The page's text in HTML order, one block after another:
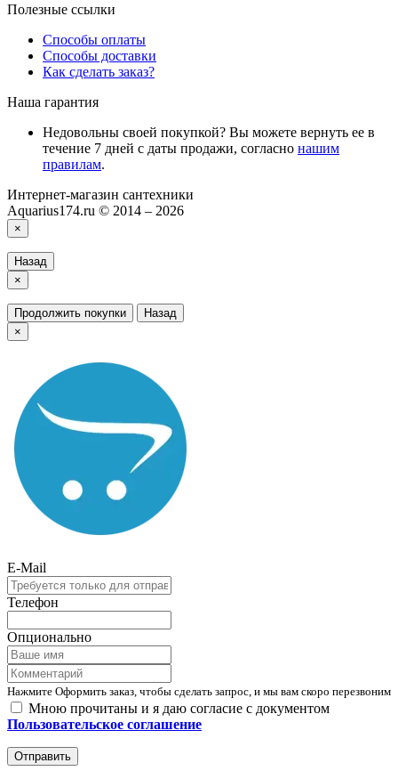
Полезные ссылки
Способы оплаты
Способы доставки
Как сделать заказ?
Наша гарантия
Недовольны своей покупкой? Вы можете вернуть ее в
течение 7 дней с даты продажи, согласно нашим
правилам.
Интернет-магазин сантехники
Aquarius174.ru © 2014 – 2026
×
Назад
×
Продолжить покупки
Назад
×
E-Mail
Телефон
Опционально
Нажмите Оформить заказ, чтобы сделать запрос, и мы вам скоро перезвоним
Мною прочитаны и я даю согласие с документом
Пользовательское соглашение
Отправить